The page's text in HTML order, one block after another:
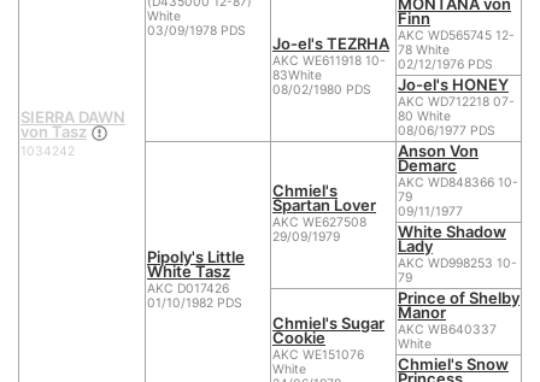
SIERRA DAWN
von Tasz
1034242
White
03/09/1978 PDS
Jo-el's TEZRHA
AKC WE611918 10-
83White
08/02/1980 PDS
Finn
AKC WD565745 12-
78 White
02/12/1976 PDS
Jo-el's HONEY
AKC WD712218 07-
80 White
08/06/1977 PDS
Pipoly's Little
White Tasz
AKC D017426
01/10/1982 PDS
Chmiel's
Spartan Lover
AKC WE627508
29/09/1979
Anson Von
Demarc
AKC WD848366 10-
79
09/11/1977
White Shadow
Lady
AKC WD998253 10-
79
Chmiel's Sugar
Cookie
AKC WE151076
White
Prince of Shelby
Manor
AKC WB640337
White
Chmiel's Snow
Princess